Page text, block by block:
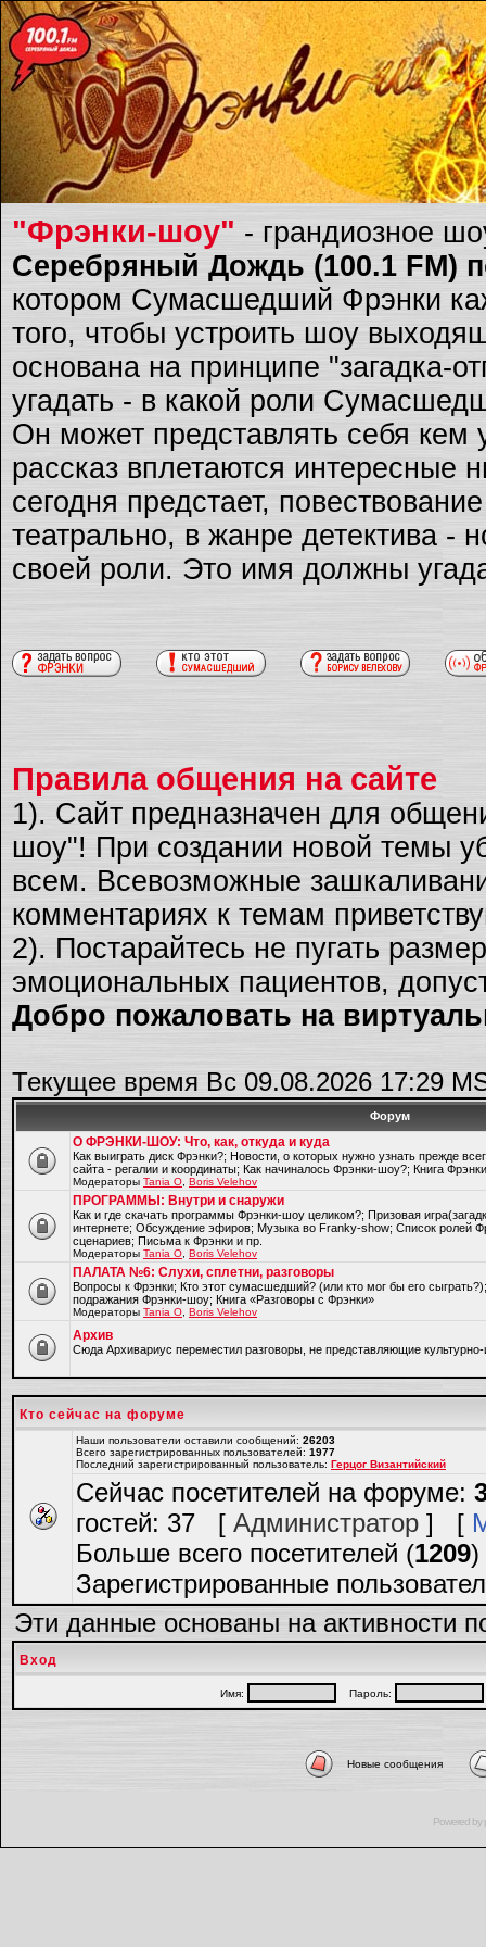
"Фрэнки-шоу" - грандиозное
Серебряный Дождь (100.1 FM)
котором Сумасшедший Фрэнки
того, чтобы устроить шоу
основана на принципе "загадка-
угадать - в какой роли
Он может представлять себя
рассказ вплетаются интересные
сегодня предстает,
театрально, в жанре детектива -
своей роли. Это имя должны
Правила общения на сайте
1). Сайт предназначен для
шоу"! При создании новой темы
всем. Всевозможные
комментариях к темам
2). Постарайтесь не пугать
эмоциональных пациентов,
Добро пожаловать на
Текущее время Вс 09.08.2026 17:29
Форум
О ФРЭНКИ-ШОУ: Что, как, откуда и куда
Как выиграть диск Фрэнки?; Новости, о которых нужно узнать прежде
сайта - регалии и координаты; Как начиналось Фрэнки-шоу?; Книга
Модераторы Tania O Boris Velehov
ПРОГРАММЫ: Внутри и снаружи
Как и где скачать программы Фрэнки-шоу целиком?; Призовая
интернете; Обсуждение эфиров; Музыка во Franky-show; Список ролей
сценариев; Письма к Фрэнки и пр.
Модераторы Tania O Boris Velehov
ПАЛАТА №6: Слухи, сплетни, разговоры
Вопросы к Фрэнки; Кто этот сумасшедший? (или кто мог бы его
подражания Фрэнки-шоу; Книга «Разговоры с Фрэнки»
Модераторы Tania O Boris Velehov
Архив
Cюда Архивариус переместил разговоры, не представляющие культурно-
Кто сейчас на форуме
Наши пользователи оставили сообщений: 26203
Всего зарегистрированных пользователей: 1977
Последний зарегистрированный пользователь: Герцог Византийский
Сейчас посетителей на форуме:
гостей: 37 [ Администратор ] [
Больше всего посетителей (1209)
Зарегистрированные
Эти данные основаны на активности
Вход
Имя: Пароль:
Новые сообщения
Powered by